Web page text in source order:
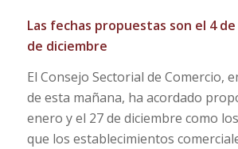
Las fechas propuestas son el 4
de diciembre
El Consejo Sectorial de Comercio,
de esta mañana, ha acordado
enero y el 27 de diciembre como
que los establecimientos